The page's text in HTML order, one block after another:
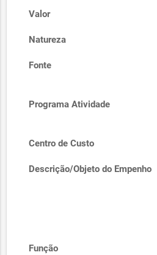
Valor
Natureza
Fonte
Programa Atividade
Centro de Custo
Descrição/Objeto do Empenho
Função